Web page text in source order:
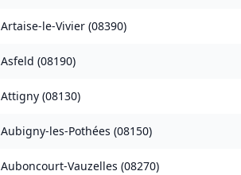
Artaise-le-Vivier (08390)
Asfeld (08190)
Attigny (08130)
Aubigny-les-Pothées (08150)
Auboncourt-Vauzelles (08270)